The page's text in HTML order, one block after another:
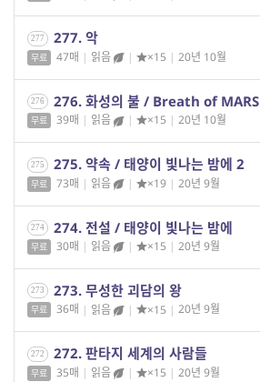
277 277. 악
무료 47매 | 읽음 | ×15 | 20년 10월
276 276. 화성의 불 / Breath of MARS
무료 39매 | 읽음 | ×15 | 20년 10월
275 275. 약속 / 태양이 빛나는 밤에 2
무료 73매 | 읽음 | ×19 | 20년 9월
274 274. 전설 / 태양이 빛나는 밤에
무료 30매 | 읽음 | ×15 | 20년 9월
273 273. 무성한 괴담의 왕
무료 36매 | 읽음 | ×15 | 20년 9월
272 272. 판타지 세계의 사람들
무료 35매 | 읽음 | ×15 | 20년 9월